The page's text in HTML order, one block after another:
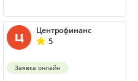
Центрофинанс
5
Заявка онлайн